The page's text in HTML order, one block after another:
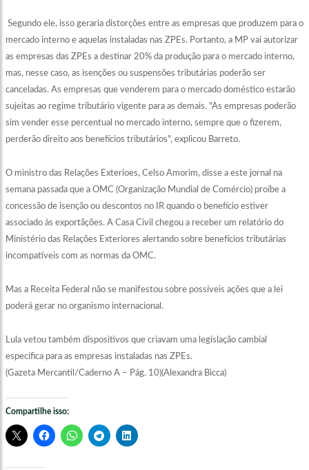
Segundo ele, isso geraria distorções entre as empresas que produzem para o
mercado interno e aquelas instaladas nas ZPEs. Portanto, a MP vai autorizar
as empresas das ZPEs a destinar 20% da produção para o mercado interno,
mas, nesse caso, as isenções ou suspensões tributárias poderão ser
canceladas. As empresas que venderem para o mercado doméstico estarão
sujeitas ao regime tributário vigente para as demais. "As empresas poderão
sim vender esse percentual no mercado interno, sempre que o fizerem,
perderão direito aos benefícios tributários", explicou Barreto.
O ministro das Relações Exterioes, Celso Amorim, disse a este jornal na
semana passada que a OMC (Organização Mundial de Comércio) proíbe a
concessão de isenção ou descontos no IR quando o benefício estiver
associado às exportãções. A Casa Civil chegou a receber um relatório do
Ministério das Relações Exteriores alertando sobre benefícios tributárias
incompatíveis com as normas da OMC.
Mas a Receita Federal não se manifestou sobre possíveis ações que a lei
poderá gerar no organismo internacional.
Lula vetou também dispositivos que criavam uma legislação cambial
específica para as empresas instaladas nas ZPEs.
(Gazeta Mercantil/Caderno A – Pág. 10)(Alexandra Bicca)
Compartilhe isso: